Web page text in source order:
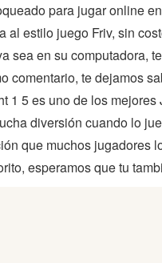
para jugar online
al estilo juego Friv, sin
sea en su computadora,
comentario, te dejamos
1 5 es uno de los mejores
diversión cuando lo
que muchos jugadores
esperamos que tu